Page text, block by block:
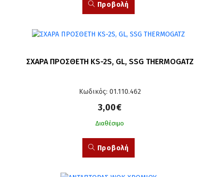
Προβολή
ΣΧΑΡΑ ΠΡΟΣΘΕΤΗ KS-2S, GL, SSG THERMOGATZ
Κωδικός: 01.110.462
3,00€
Διαθέσιμο
Προβολή